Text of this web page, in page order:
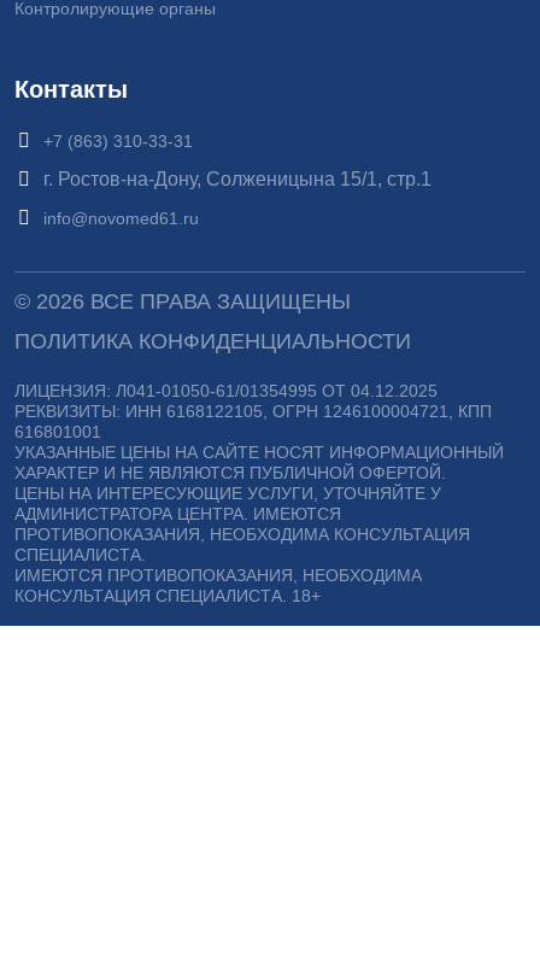
Контролирующие органы
Контакты
+7 (863) 310-33-31
г. Ростов-на-Дону, Солженицына 15/1, стр.1
info@novomed61.ru
© 2026 ВСЕ ПРАВА ЗАЩИЩЕНЫ
ПОЛИТИКА КОНФИДЕНЦИАЛЬНОСТИ
ЛИЦЕНЗИЯ: Л041-01050-61/01354995 ОТ 04.12.2025
РЕКВИЗИТЫ: ИНН 6168122105, ОГРН 1246100004721, КПП
616801001
УКАЗАННЫЕ ЦЕНЫ НА САЙТЕ НОСЯТ ИНФОРМАЦИОННЫЙ
ХАРАКТЕР И НЕ ЯВЛЯЮТСЯ ПУБЛИЧНОЙ ОФЕРТОЙ.
ЦЕНЫ НА ИНТЕРЕСУЮЩИЕ УСЛУГИ, УТОЧНЯЙТЕ У
АДМИНИСТРАТОРА ЦЕНТРА. ИМЕЮТСЯ
ПРОТИВОПОКАЗАНИЯ, НЕОБХОДИМА КОНСУЛЬТАЦИЯ
СПЕЦИАЛИСТА.
ИМЕЮТСЯ ПРОТИВОПОКАЗАНИЯ, НЕОБХОДИМА
КОНСУЛЬТАЦИЯ СПЕЦИАЛИСТА. 18+